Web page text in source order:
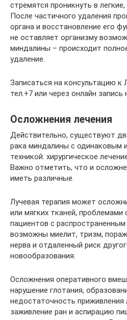
стремятся проникнуть в
После частичного удаления
органа и восстановление его
не оставляет организму
миндалины – происходит
удаление.
Записаться на консультацию
тел.+7 или через онлайн запись
Осложнения лечения
Действительно, существуют
рака миндалины с одинаковым
техникой: хирургическое
Важно отметить, что и
иметь различные.
Лучевая терапия может
или мягких тканей, проблемами
пациентов с
возможны миелит, тризм,
нерва и отдаленный риск
новообразования.
Осложнения оперативного
нарушение глотания,
недостаточность приживления
заживление ран и аспирацию